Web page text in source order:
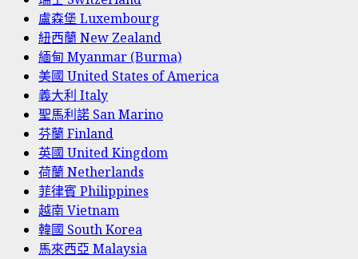
盧森堡 Luxembourg
紐西蘭 New Zealand
緬甸 Myanmar (Burma)
美國 United States of America
義大利 Italy
聖馬利諾 San Marino
芬蘭 Finland
英國 United Kingdom
荷蘭 Netherlands
菲律賓 Philippines
越南 Vietnam
韓國 South Korea
馬來西亞 Malaysia